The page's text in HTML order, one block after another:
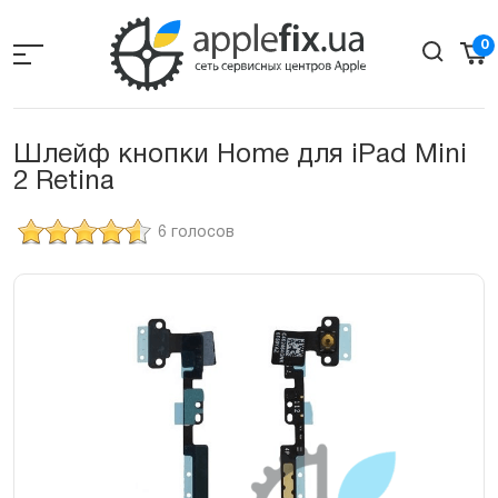
the
0
Шлейф кнопки Home для iPad Mini
2 Retina
6 голосов